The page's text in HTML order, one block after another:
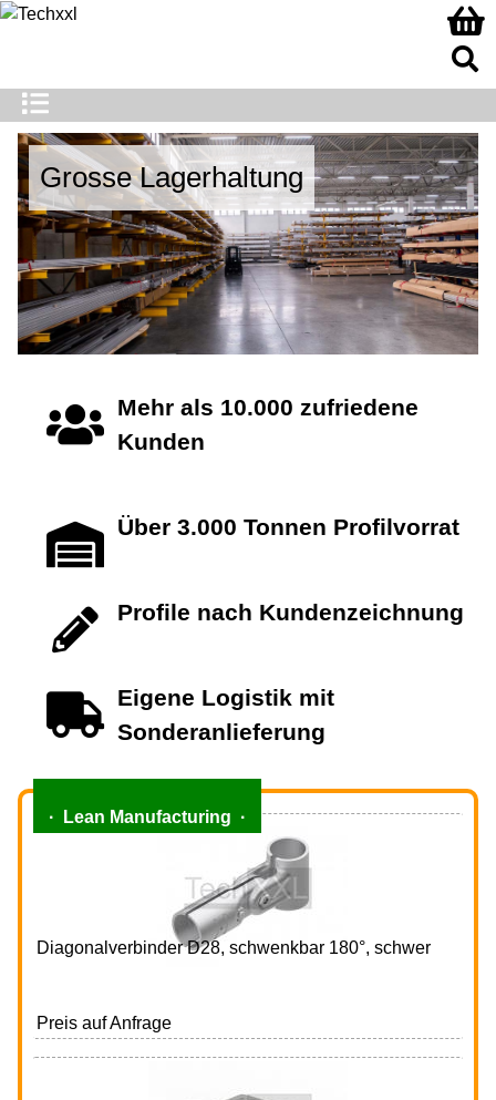
Grosse Lagerhaltung
Mehr als 10.000 zufriedene
Kunden
Über 3.000 Tonnen Profilvorrat
Profile nach Kundenzeichnung
Eigene Logistik mit
Sonderanlieferung
· Lean Manufacturing ·
Diagonalverbinder D28, schwenkbar 180°, schwer
Preis auf Anfrage